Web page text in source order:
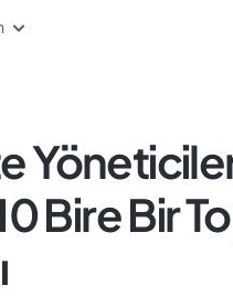
Bire Bir